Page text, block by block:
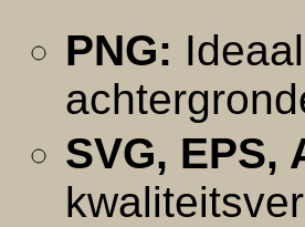
PNG:
SVG, EPS,